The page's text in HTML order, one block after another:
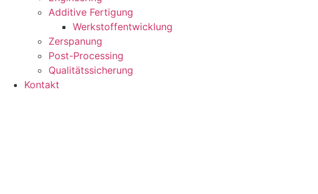
Additive Fertigung
Werkstoffentwicklung
Zerspanung
Post-Processing
Qualitätssicherung
Kontakt